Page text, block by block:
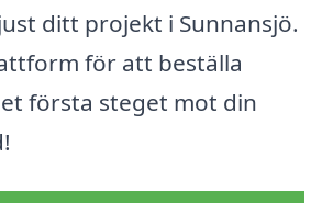
ditt projekt i Sunnansjö.
för att beställa
första steget mot din